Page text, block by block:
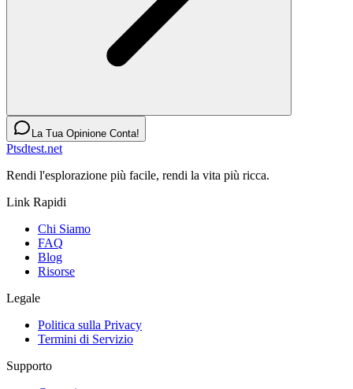
La Tua Opinione Conta!
Ptsdtest.net
Rendi l'esplorazione più facile, rendi la vita più ricca.
Link Rapidi
Chi Siamo
FAQ
Blog
Risorse
Legale
Politica sulla Privacy
Termini di Servizio
Supporto